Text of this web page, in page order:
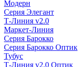
Модерн
Серия Элегант
Т-Линия v2.0
Маркет-Линия
Серия Барокко
Серия Барокко Оптик
Тубус
Т-Линия v2.0 Оптик